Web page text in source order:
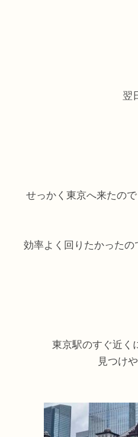
翌
せっかく東京へ来たの
効率よく回りたかった
東京駅のすぐ近く
見つけや